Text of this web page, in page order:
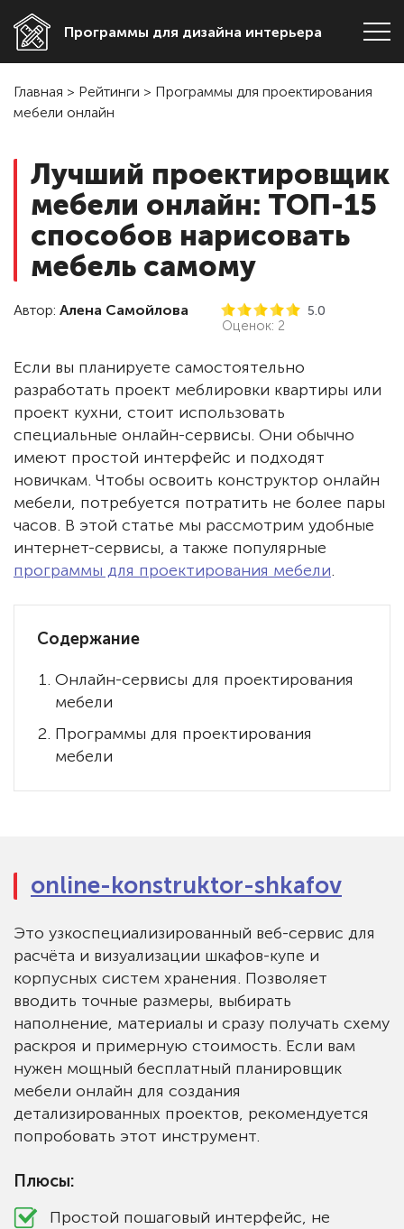
Программы для дизайна интерьера
Главная > Рейтинги > Программы для проектирования
мебели онлайн
Лучший проектировщик
мебели онлайн: ТОП-15
способов нарисовать
мебель самому
Автор: Алена Самойлова 5.0
Оценок: 2
Если вы планируете самостоятельно
разработать проект меблировки квартиры или
проект кухни, стоит использовать
специальные онлайн-сервисы. Они обычно
имеют простой интерфейс и подходят
новичкам. Чтобы освоить конструктор онлайн
мебели, потребуется потратить не более пары
часов. В этой статье мы рассмотрим удобные
интернет-сервисы, а также популярные
программы для проектирования мебели.
Содержание
Онлайн-сервисы для проектирования
мебели
Программы для проектирования
мебели
online-konstruktor-shkafov
Это узкоспециализированный веб-сервис для
расчёта и визуализации шкафов-купе и
корпусных систем хранения. Позволяет
вводить точные размеры, выбирать
наполнение, материалы и сразу получать схему
раскроя и примерную стоимость. Если вам
нужен мощный бесплатный планировщик
мебели онлайн для создания
детализированных проектов, рекомендуется
попробовать этот инструмент.
Плюсы:
Простой пошаговый интерфейс, не